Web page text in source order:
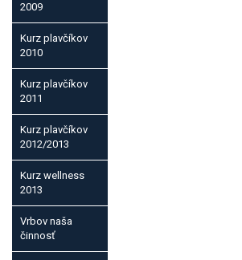
2009
Kurz plavčíkov
2010
Kurz plavčíkov
2011
Kurz plavčíkov
2012/2013
Kurz wellness
2013
Vrbov naša
činnosť